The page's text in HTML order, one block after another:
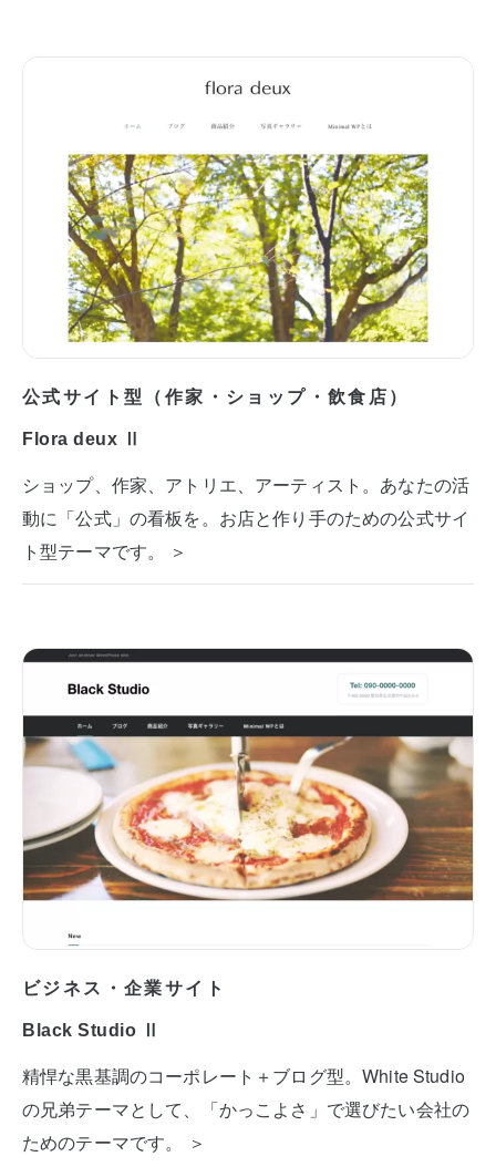
公式サイト型（作家・ショップ・飲食店）
Flora deux Ⅱ
ショップ、作家、アトリエ、アーティスト。あなたの活
動に「公式」の看板を。お店と作り手のための公式サイ
ト型テーマです。 ＞
ビジネス・企業サイト
Black Studio Ⅱ
精悍な黒基調のコーポレート＋ブログ型。White Studio
の兄弟テーマとして、「かっこよさ」で選びたい会社の
ためのテーマです。 ＞